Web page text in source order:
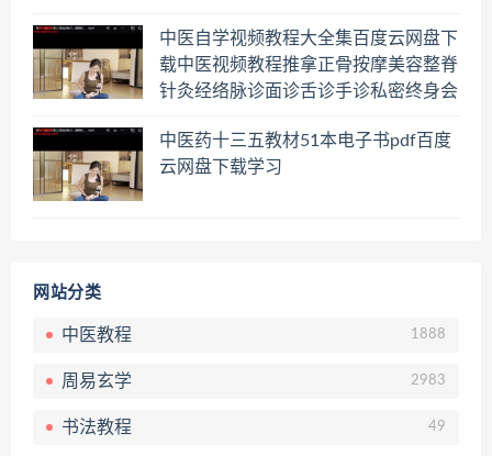
中医自学视频教程大全集百度云网盘下
载中医视频教程推拿正骨按摩美容整脊
针灸经络脉诊面诊舌诊手诊私密终身会
中医药十三五教材51本电子书pdf百度
云网盘下载学习
网站分类
中医教程 1888
周易玄学 2983
书法教程 49